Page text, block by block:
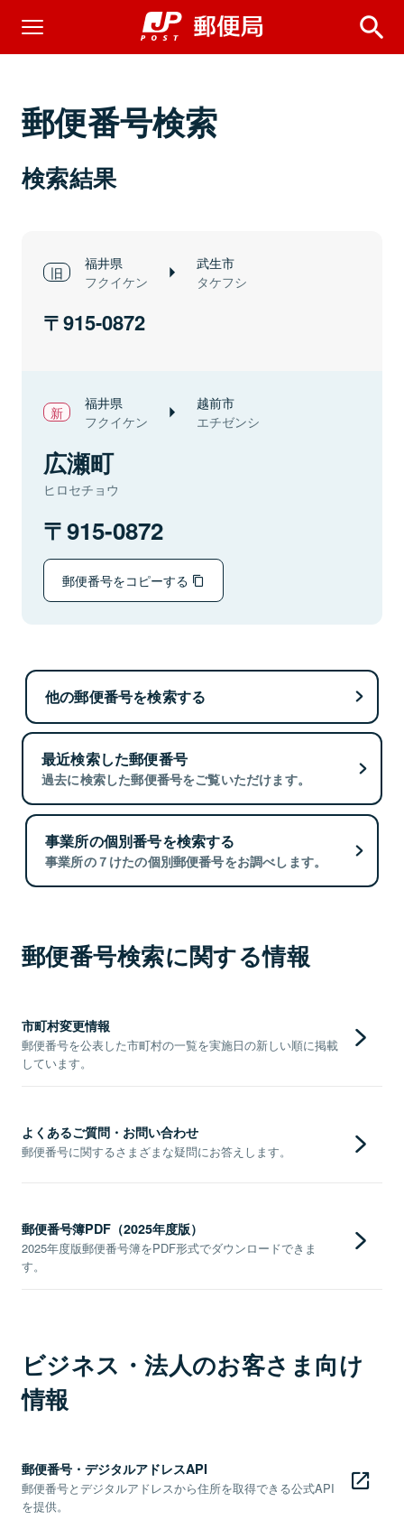
郵便番号検索
検索結果
福井県
フクイケン
武生市
タケフシ
915-0872
福井県
フクイケン
越前市
エチゼンシ
広瀬町
ヒロセチョウ
915-0872
郵便番号をコピーする
他の郵便番号を検索する
最近検索した郵便番号
過去に検索した郵便番号をご覧いただけます。
事業所の個別番号を検索する
事業所の７けたの個別郵便番号をお調べします。
郵便番号検索に関する情報
市町村変更情報
郵便番号を公表した市町村の一覧を実施日の新しい順に掲載
しています。
よくあるご質問・お問い合わせ
郵便番号に関するさまざまな疑問にお答えします。
郵便番号簿PDF（2025年度版）
2025年度版郵便番号簿をPDF形式でダウンロードできま
す。
ビジネス・法人のお客さま向け
情報
郵便番号・デジタルアドレスAPI
郵便番号とデジタルアドレスから住所を取得できる公式API
を提供。